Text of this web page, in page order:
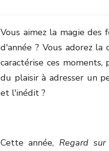
Vous aimez la magie des
d'année ? Vous adorez la
caractérise ces
du plaisir à adresser un
et l'inédit ?
Cette année, Regard